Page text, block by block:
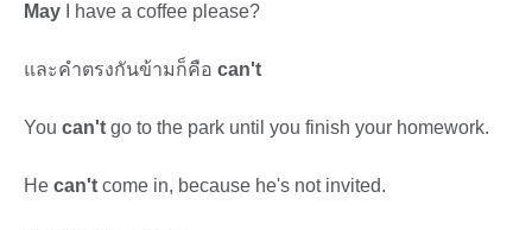
May I have a coffee please?
และคำตรงกันข้ามก็คือ can't
You can't go to the park until you finish your homework.
He can't come in, because he's not invited.